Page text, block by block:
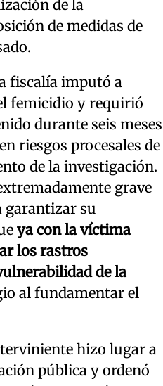
de la
de medidas de
fiscalía imputó a
femicidio y requirió
durante seis meses
riesgos procesales de
de la investigación.
grave
garantizar su
ya con la víctima
los rastros
de la
al fundamentar el
hizo lugar a
pública y ordenó